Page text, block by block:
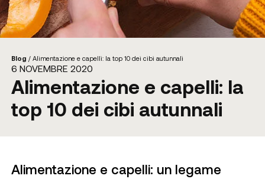
Blog / Alimentazione e capelli: la top 10 dei cibi autunnali
6 NOVEMBRE 2020
Alimentazione e capelli: la
top 10 dei cibi autunnali
Alimentazione e capelli: un legame